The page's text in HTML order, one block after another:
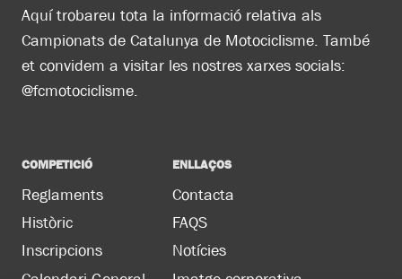
Aquí trobareu tota la informació relativa als
Campionats de Catalunya de Motociclisme. També
et convidem a visitar les nostres xarxes socials:
@fcmotociclisme.
COMPETICIÓ
Reglaments
Històric
Inscripcions
ENLLAÇOS
Contacta
FAQS
Notícies